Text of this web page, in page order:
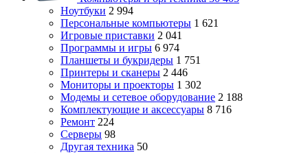
Ноутбуки 2 994
Персональные компьютеры 1 621
Игровые приставки 2 041
Программы и игры 6 974
Планшеты и букридеры 1 751
Принтеры и сканеры 2 446
Мониторы и проекторы 1 302
Модемы и сетевое оборудование 2 188
Комплектующие и аксессуары 8 716
Ремонт 224
Серверы 98
Другая техника 50